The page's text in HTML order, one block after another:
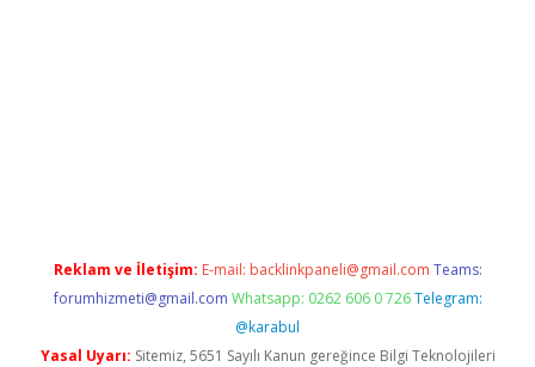
Reklam ve İletişim: E-mail: backlinkpaneli@gmail.com Teams:
forumhizmeti@gmail.com Whatsapp: 0262 606 0 726 Telegram:
@karabul
Yasal Uyarı: Sitemiz, 5651 Sayılı Kanun gereğince Bilgi Teknolojileri